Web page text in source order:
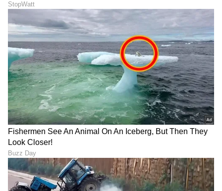
ABOUT THE AUTHOR
SN Suvarna News
ಟಾಟಾ ಮೋಟಾರ್ಸ್ ವಿದ್ಯುತ್ ಚಾಲಿತ ವಾಹನ ಭಾರತ ಆಟೋಮೊಬೈಲ್